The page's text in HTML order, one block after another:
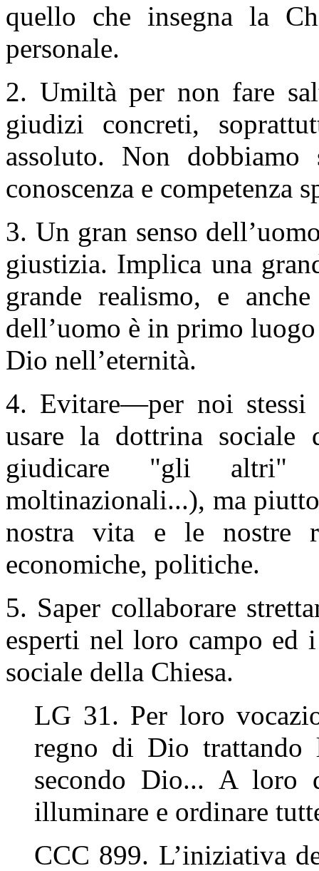
quello che insegna la
personale.
2. Umiltà per non fare
giudizi concreti,
assoluto. Non
conoscenza e competenza
3. Un gran senso
giustizia. Implica una
grande realismo, e
dell’uomo è in primo
Dio nell’eternità.
4. Evitare—per noi
usare la dottrina sociale
giudicare "gli altri"
moltinazionali...), ma
nostra vita e le nostre
economiche, politiche.
5. Saper collaborare
esperti nel loro campo ed
sociale della Chiesa.
LG 31. Per loro
regno di Dio trattando
secondo Dio... A loro
illuminare e ordinare
CCC 899. L’iniziativa